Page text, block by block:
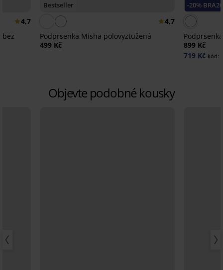
4,7
bez
Bestseller
4,7
Podprsenka Misha polovyztužená
499 Kč
-20% BRA20
899 Kč
719 Kč kód:
Objevte podobné kousky